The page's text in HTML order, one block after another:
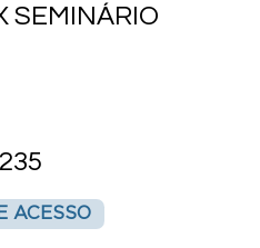
SEMINÁRIO
ACESSO